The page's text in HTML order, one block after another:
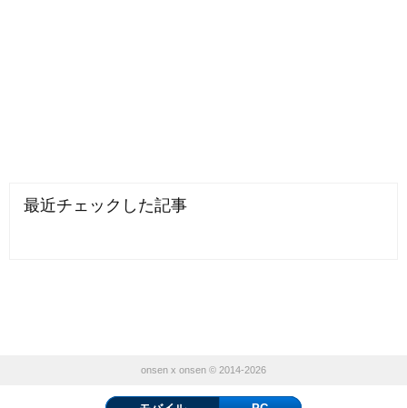
最近チェックした記事
onsen x onsen © 2014-2026